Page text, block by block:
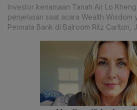
Investor kenamaan Tanah Air Lo
penjelasan saat acara Wealth Wisdom
Permata Bank di Balroom Ritz Carlton,